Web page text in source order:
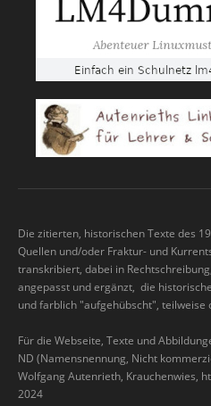
Die zitierten, historischen Texte des
Quellen und/oder Fraktur- und
transkribiert, dabei in
angepasst und ergänzt, die
und farblich "aufgehübscht", teilweise
Für die Webseite, Texte und
ND (Namensnennung, Nicht
Wolfgang Autenrieth, Krauchenwies,
2024